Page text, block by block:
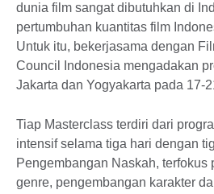
dunia film sangat dibutuhkan di
pertumbuhan kuantitas film
Untuk itu, bekerjasama dengan
Council Indonesia mengadakan
Jakarta dan Yogyakarta pada 17-
Tiap Masterclass terdiri dari
intensif selama tiga hari dengan
Pengembangan Naskah, terfokus
genre, pengembangan karakter